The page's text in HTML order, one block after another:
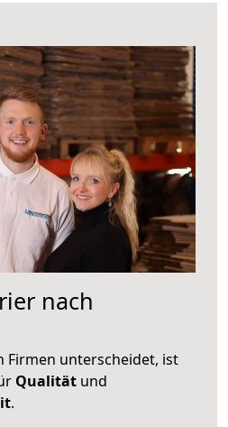
nach
Firmen unterscheidet, ist
Qualität und
.